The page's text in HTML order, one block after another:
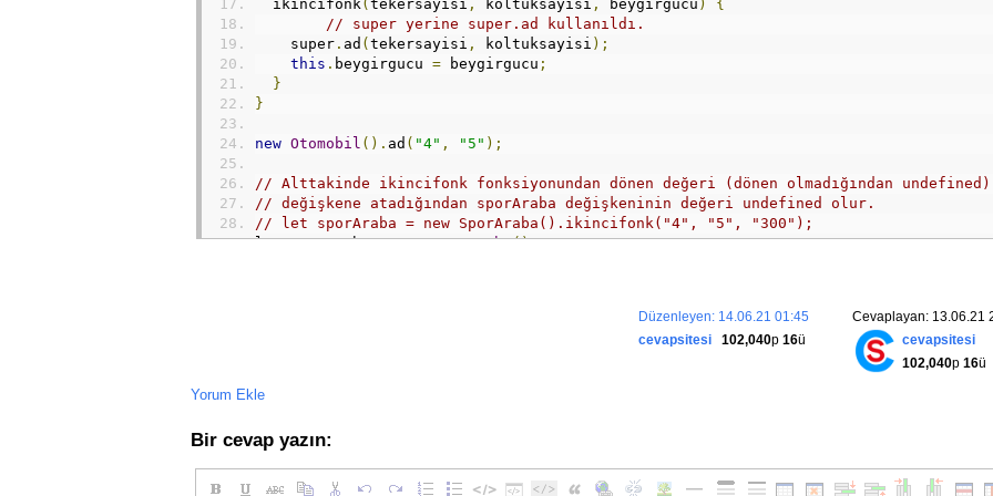
  ikincifonk
( tekersayisi , koltuksayisi , beygirgucu )
{
// super yerine super.ad kullanıldı.
    super
. ad ( tekersayisi , koltuksayisi );
this . beygirgucu = beygirgucu ;
}
}
new Otomobil (). ad ( "4" , "5" );
// Alttakinde ikincifonk fonksiyonundan dönen değeri (dönen olmadığından undefined)
// değişkene atadığından sporAraba değişkeninin değeri undefined olur.
// let sporAraba = new SporAraba().ikincifonk("4", "5", "300");
let sporAraba = new SporAraba();
Cevaplayan: 13.06.21
cevapsitesi
102,040p 16ü
Düzenleyen: 14.06.21 01:45
cevapsitesi
102,040p 16ü
Yorum Ekle
Bir cevap yazın: